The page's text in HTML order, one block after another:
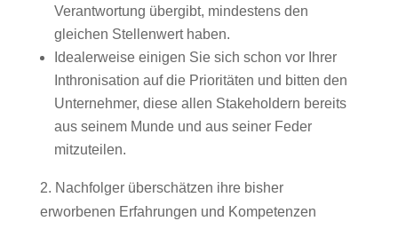
Verantwortung übergibt, mindestens den
gleichen Stellenwert haben.
Idealerweise einigen Sie sich schon vor Ihrer
Inthronisation auf die Prioritäten und bitten den
Unternehmer, diese allen Stakeholdern bereits
aus seinem Munde und aus seiner Feder
mitzuteilen.
2. Nachfolger überschätzen ihre bisher
erworbenen Erfahrungen und Kompetenzen